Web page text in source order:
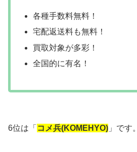
各種手数料無料！
宅配返送料も無料！
買取対象が多彩！
全国的に有名！
6位は「 コメ兵(KOMEHYO) 」です。